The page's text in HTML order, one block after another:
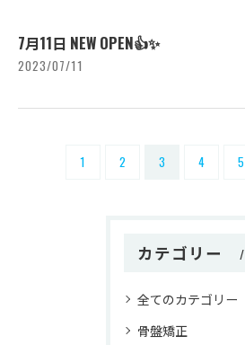
7月11日 NEW OPEN👍✨⁡
2023/07/11
1 2 3 4 5
カテゴリー
全てのカテゴリー
骨盤矯正